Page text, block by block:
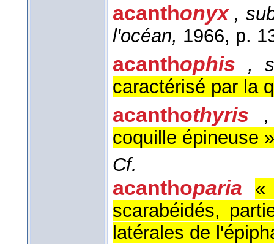
acanthonyx ,
l'océan, 1966, p.
acanthophis
,
caractérisé par la
acanthothyris
coquille épineuse
Cf.
acanthoparia
«
scarabéidés,
latérales de